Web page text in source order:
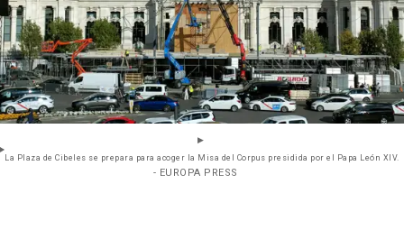
La Plaza de Cibeles se prepara para acoger la Misa del Corpus presidida por el Papa León XIV.
- EUROPA PRESS